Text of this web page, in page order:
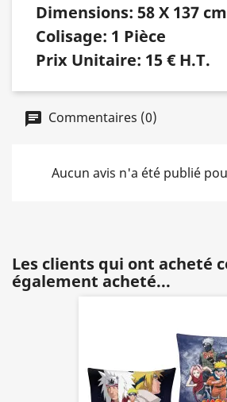
Dimensions: 58 X 137 cm
Colisage: 1 Pièce
Prix Unitaire: 15 € H.T.
Commentaires (0)
Aucun avis n'a été publié
Les clients qui ont acheté
également acheté...